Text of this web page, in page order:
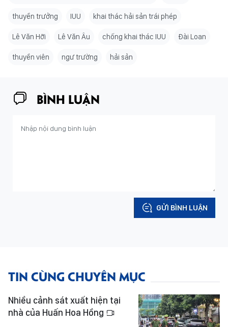
thuyền trưởng IUU khai thác hải sản trái phép
Lê Văn Hỡi Lê Văn Âu chống khai thác IUU Đài Loan
thuyền viên ngư trường hải sản
BÌNH LUẬN
GỬI BÌNH LUẬN
TIN CÙNG CHUYÊN MỤC
Nhiều cảnh sát xuất hiện tại
nhà của Huấn Hoa Hồng